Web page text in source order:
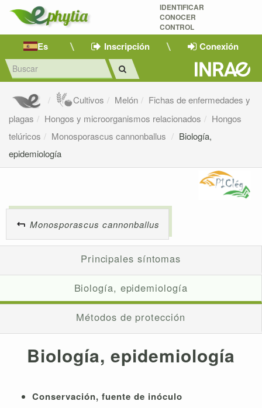
IDENTIFICAR
CONOCER
CONTROL
Es Inscripción Conexión
Cultivos Melón
Fichas de enfermedades y
plagas
Hongos y microorganismos relacionados
Hongos
telúricos
Monosporascus cannonballus
Biología,
epidemiología
Monosporascus cannonballus
Principales síntomas
Biología, epidemiología
Métodos de protección
Biología, epidemiología
Conservación, fuente de inóculo